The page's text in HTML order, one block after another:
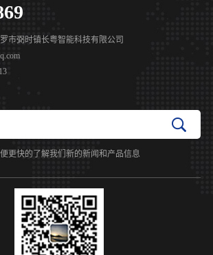
市弼时镇长粤智能科技有限公司
更快的了解我们新的新闻和产品信息